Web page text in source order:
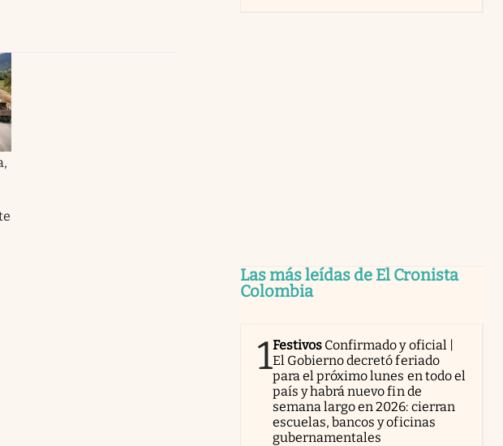
Las más leídas de El Cronista
Colombia
1Festivos Confirmado y oficial |
El Gobierno decretó feriado
para el próximo lunes en todo el
país y habrá nuevo fin de
semana largo en 2026: cierran
escuelas, bancos y oficinas
gubernamentales